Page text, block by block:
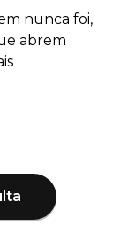
nunca foi,
abrem